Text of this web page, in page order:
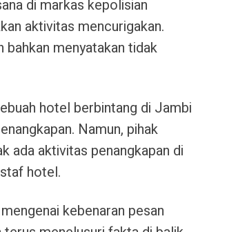
di markas kepolisian
aktivitas mencurigakan.
menyatakan tidak
hotel berbintang di Jambi
Namun, pihak
ada aktivitas penangkapan di
hotel.
kebenaran pesan